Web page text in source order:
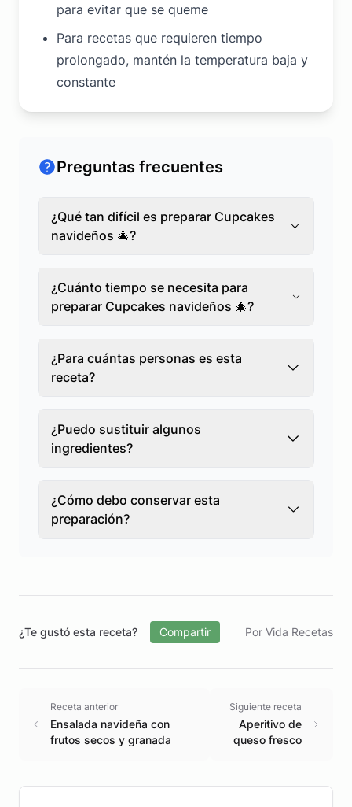
para evitar que se queme
Para recetas que requieren tiempo
prolongado, mantén la temperatura baja y
constante
Preguntas frecuentes
¿Qué tan difícil es preparar Cupcakes
navideños 🎄?
¿Cuánto tiempo se necesita para
preparar Cupcakes navideños 🎄?
¿Para cuántas personas es esta
receta?
¿Puedo sustituir algunos
ingredientes?
¿Cómo debo conservar esta
preparación?
¿Te gustó esta receta? Compartir Por Vida Recetas
Receta anterior
Ensalada navideña con
frutos secos y granada
Siguiente receta
Aperitivo de
queso fresco